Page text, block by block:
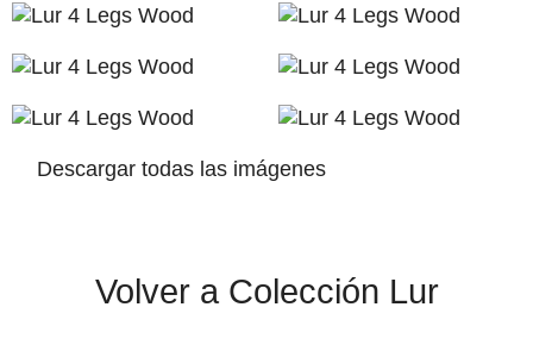
Descargar todas las imágenes
Volver a Colección Lur